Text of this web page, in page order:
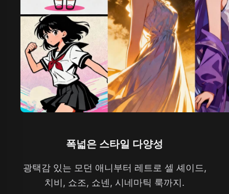
폭넓은 스타일 다양성
광택감 있는 모던 애니부터 레트로 셀 셰이드,
치비, 쇼조, 쇼넨, 시네마틱 룩까지.